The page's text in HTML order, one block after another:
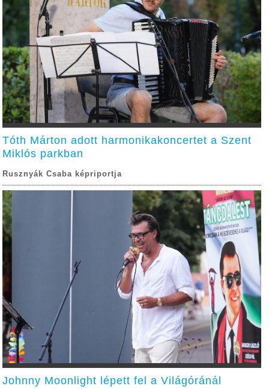
Tóth Márton adott harmonikakoncertet a Szent
Miklós parkban
Rusznyák Csaba képriportja
Johnny Moonlight lépett fel a Világóránál